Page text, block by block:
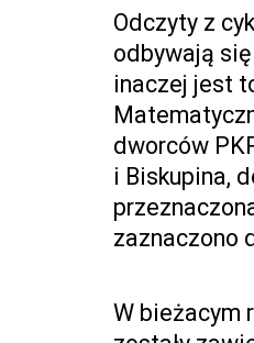
Odczyty z
odbywają
inaczej jest
dworców
i Biskupina,
zaznaczono
W bieżacym